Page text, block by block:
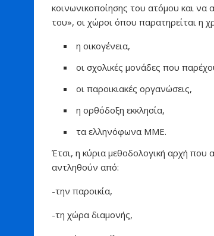
κοινωνικοποίησης του ατόμου και να
του», οι χώροι όπου παρατηρείται η
η οικογένεια,
οι σχολικές μονάδες που
οι παροικιακές οργανώσεις,
η ορθόδοξη εκκλησία,
τα ελληνόφωνα ΜΜΕ.
Έτσι, η κύρια μεθοδολογική αρχή που
αντληθούν από:
-την παροικία,
-τη χώρα διαμονής,